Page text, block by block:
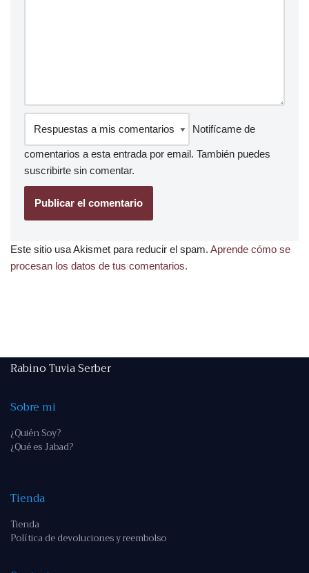
Notifícame de
comentarios a esta entrada por email. También puedes
suscribirte sin comentar.
Este sitio usa Akismet para reducir el spam. Aprende cómo se
procesan los datos de tus comentarios.
Rabino Tuvia Serber
Sobre mi
¿Quién Soy?
¿Qué es Jabad?
Tienda
Tienda
Política de devoluciones y reembolso